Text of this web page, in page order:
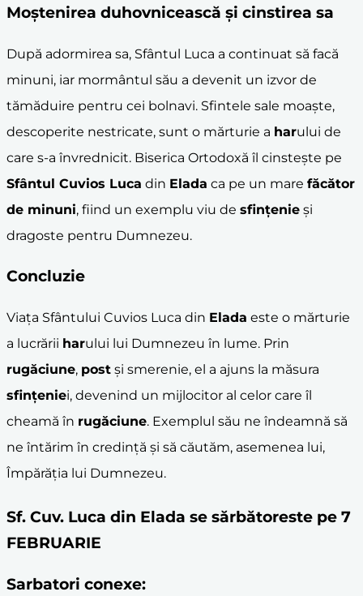
Moștenirea duhovnicească și cinstirea sa
După adormirea sa, Sfântul Luca a continuat să facă
minuni, iar mormântul său a devenit un izvor de
tămăduire pentru cei bolnavi. Sfintele sale moaște,
descoperite nestricate, sunt o mărturie a harului de
care s-a învrednicit. Biserica Ortodoxă îl cinstește pe
Sfântul Cuvios Luca din Elada ca pe un mare făcător
de minuni, fiind un exemplu viu de sfințenie și
dragoste pentru Dumnezeu.
Concluzie
Viața Sfântului Cuvios Luca din Elada este o mărturie
a lucrării harului lui Dumnezeu în lume. Prin
rugăciune, post și smerenie, el a ajuns la măsura
sfințeniei, devenind un mijlocitor al celor care îl
cheamă în rugăciune. Exemplul său ne îndeamnă să
ne întărim în credință și să căutăm, asemenea lui,
Împărăția lui Dumnezeu.
Sf. Cuv. Luca din Elada se sărbătoreste pe 7
FEBRUARIE
Sarbatori conexe: